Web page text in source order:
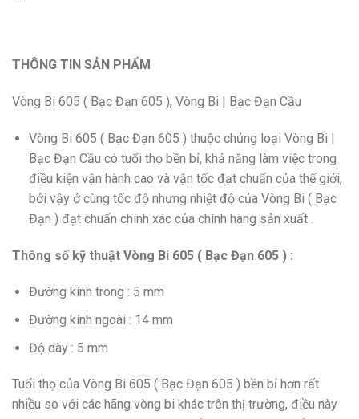
THÔNG TIN SẢN PHẨM
Vòng Bi 605 ( Bạc Đạn 605 ), Vòng Bi | Bạc Đạn Cầu
Vòng Bi 605 ( Bạc Đạn 605 ) thuộc chủng loại Vòng Bi |
Bạc Đạn Cầu có tuổi thọ bền bỉ, khả năng làm việc trong
điều kiện vận hành cao và vận tốc đạt chuẩn của thế giới,
bởi vậy ở cùng tốc độ nhưng nhiệt độ của Vòng Bi ( Bạc
Đạn ) đạt chuẩn chính xác của chính hãng sản xuất .
Thông số kỹ thuật Vòng Bi 605 ( Bạc Đạn 605 ) :
Đường kính trong : 5 mm
Đường kính ngoài : 14 mm
Độ dày : 5 mm
Tuổi thọ của Vòng Bi 605 ( Bạc Đạn 605 ) bền bỉ hơn rất
nhiều so với các hãng vòng bi khác trên thị trường, điều này